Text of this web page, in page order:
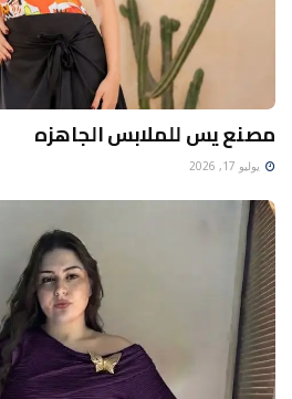
مصنع يس للملابس الجاهزه
يوليو 17, 2026